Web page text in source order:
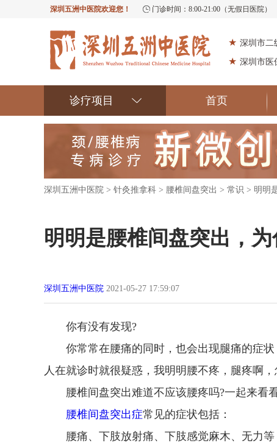
深圳五洲中医院欢迎您！ 门诊时间：8:00-21:00（无假日医院）
★ 深圳市二
★ 深圳市医
诊疗项目 首页
深圳五洲中医院 > 针灸推拿科 > 腰椎间盘突出 > 常识 > 明明
明明是腰椎间盘突出，
深圳五洲中医院 2021-05-27 17:59:07
你有没有发现?
你常常在腰痛的同时，也会出现腿痛的症状
人在就诊时就很疑惑，我明明腰不疼，腿疼啊
腰椎间盘突出难道不应该腰疼吗?一起来看
腰椎间盘突出症常见的症状包括：
腰痛、下肢放射痛、下肢感觉麻木、无力等